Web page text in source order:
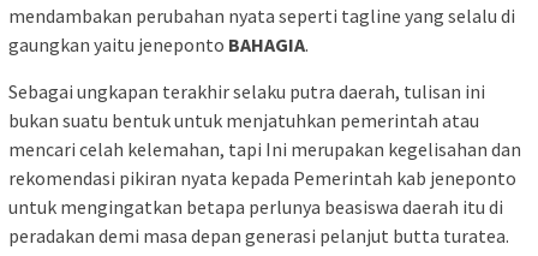
mendambakan perubahan nyata seperti tagline yang selalu di
gaungkan yaitu jeneponto BAHAGIA.
Sebagai ungkapan terakhir selaku putra daerah, tulisan ini
bukan suatu bentuk untuk menjatuhkan pemerintah atau
mencari celah kelemahan, tapi Ini merupakan kegelisahan dan
rekomendasi pikiran nyata kepada Pemerintah kab jeneponto
untuk mengingatkan betapa perlunya beasiswa daerah itu di
peradakan demi masa depan generasi pelanjut butta turatea.